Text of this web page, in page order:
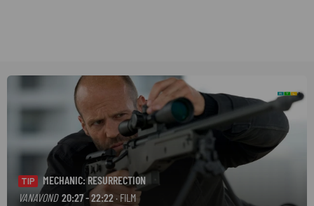
TIP
MECHANIC: RESURRECTION
VANAVOND 20:27 - 22:22· FILM